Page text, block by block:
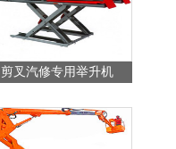
剪叉汽修专用举升机